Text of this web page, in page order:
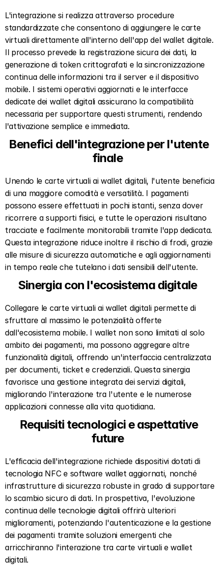
L'integrazione si realizza attraverso procedure
standardizzate che consentono di aggiungere le carte
virtuali direttamente all'interno dell'app del wallet digitale.
Il processo prevede la registrazione sicura dei dati, la
generazione di token crittografati e la sincronizzazione
continua delle informazioni tra il server e il dispositivo
mobile. I sistemi operativi aggiornati e le interfacce
dedicate dei wallet digitali assicurano la compatibilità
necessaria per supportare questi strumenti, rendendo
l'attivazione semplice e immediata.
Benefici dell'integrazione per l'utente
finale
Unendo le carte virtuali ai wallet digitali, l'utente beneficia
di una maggiore comodità e versatilità. I pagamenti
possono essere effettuati in pochi istanti, senza dover
ricorrere a supporti fisici, e tutte le operazioni risultano
tracciate e facilmente monitorabili tramite l'app dedicata.
Questa integrazione riduce inoltre il rischio di frodi, grazie
alle misure di sicurezza automatiche e agli aggiornamenti
in tempo reale che tutelano i dati sensibili dell'utente.
Sinergia con l'ecosistema digitale
Collegare le carte virtuali ai wallet digitali permette di
sfruttare al massimo le potenzialità offerte
dall'ecosistema mobile. I wallet non sono limitati al solo
ambito dei pagamenti, ma possono aggregare altre
funzionalità digitali, offrendo un'interfaccia centralizzata
per documenti, ticket e credenziali. Questa sinergia
favorisce una gestione integrata dei servizi digitali,
migliorando l'interazione tra l'utente e le numerose
applicazioni connesse alla vita quotidiana.
Requisiti tecnologici e aspettative
future
L'efficacia dell'integrazione richiede dispositivi dotati di
tecnologia NFC e software wallet aggiornati, nonché
infrastrutture di sicurezza robuste in grado di supportare
lo scambio sicuro di dati. In prospettiva, l'evoluzione
continua delle tecnologie digitali offrirà ulteriori
miglioramenti, potenziando l'autenticazione e la gestione
dei pagamenti tramite soluzioni emergenti che
arricchiranno l'interazione tra carte virtuali e wallet
digitali.